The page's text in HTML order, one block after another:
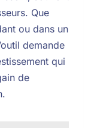
Que
ou dans un
demande
qui
de